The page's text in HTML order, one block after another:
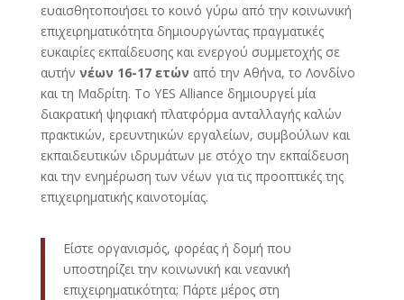
ευαισθητοποιήσει το κοινό γύρω από την κοινωνική
επιχειρηματικότητα δημιουργώντας πραγματικές
ευκαιρίες εκπαίδευσης και ενεργού συμμετοχής σε
αυτήν νέων 16-17 ετών από την Αθήνα, το Λονδίνο
και τη Μαδρίτη. Το YES Alliance δημιουργεί μία
διακρατική ψηφιακή πλατφόρμα ανταλλαγής καλών
πρακτικών, ερευντηικών εργαλείων, συμβούλων και
εκπαιδευτικών ιδρυμάτων με στόχο την εκπαίδευση
και την ενημέρωση των νέων για τις προοπτικές της
επιχειρηματικής καινοτομίας.
Είστε οργανισμός, φορέας ή δομή που
υποστηρίζει την κοινωνική και νεανική
επιχειρηματικότητα; Πάρτε μέρος στη